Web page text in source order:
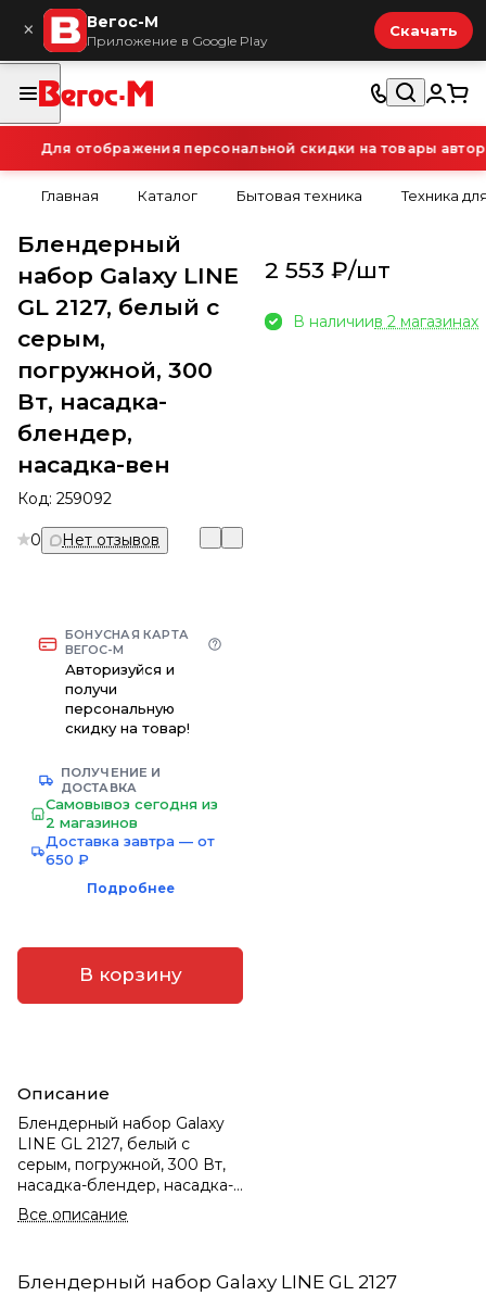
× Вегос-М
Приложение в Google Play
Скачать
Для отображения персональной скидки на товары
Главная Каталог Бытовая техника Техника
Блендерный
набор Galaxy LINE
GL 2127, белый с
серым,
погружной, 300
Вт, насадка-
блендер,
насадка-вен
Код: 259092
0 Нет отзывов
БОНУСНАЯ КАРТА
ВЕГОС-М
Авторизуйся и
получи
персональную
скидку на товар!
ПОЛУЧЕНИЕ И
ДОСТАВКА
Самовывоз сегодня из
2 магазинов
Доставка завтра — от
650 ₽
Подробнее
В корзину
Описание
Блендерный набор Galaxy
LINE GL 2127, белый с
серым, погружной, 300 Вт,
насадка-блендер, насадка-
вен
Все описание
2 553 ₽/шт
В наличиив 2 магазинах
Блендерный набор Galaxy LINE GL 2127